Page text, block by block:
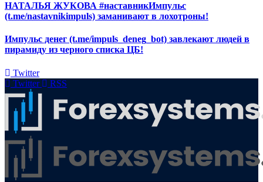
НАТАЛЬЯ ЖУКОВА #наставникИмпульс
(t.me/nastavnikimpuls) заманивают в лохотроны!
Импульс денег (t.me/impuls_deneg_bot) завлекают людей в
пирамиду из черного списка ЦБ!
Twitter
Twitter
RSS